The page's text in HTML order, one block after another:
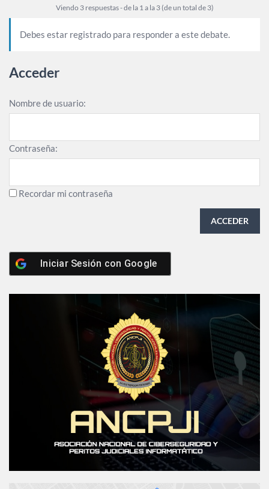
Viendo 3 respuestas - de la 1 a la 3 (de un total de 3)
Debes estar registrado para responder a este debate.
Acceder
Nombre de usuario:
Contraseña:
Recordar mi contraseña
ACCEDER
Iniciar Sesión con Google